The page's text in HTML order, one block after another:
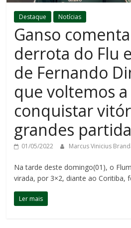
Destaque Notícias
Ganso
derrota do Flu
de Fernando
que voltemos a
conquistar
grandes
01/05/2022 Marcus Vinicius
Na tarde deste domingo(01), o
virada, por 3×2, diante ao Coritiba,
Ler mais